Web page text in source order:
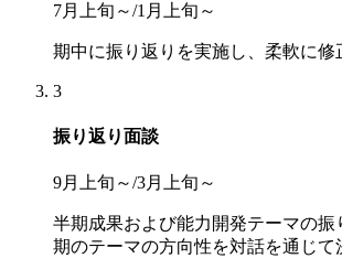
7月上旬～/1月上旬～
期中に振り返りを実施し、柔軟に修
3
振り返り面談
9月上旬～/3月上旬～
半期成果および能力開発テーマの振
期のテーマの方向性を対話を通じて